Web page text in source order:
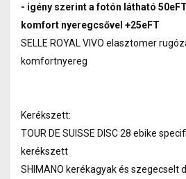
- igény szerint a fotón látható
komfort nyeregcsővel +25eFT
SELLE ROYAL VIVO elasztomer
komfortnyereg
Kerékszett:
TOUR DE SUISSE DISC 28 ebike
kerékszett
SHIMANO kerékagyak és szegecselt